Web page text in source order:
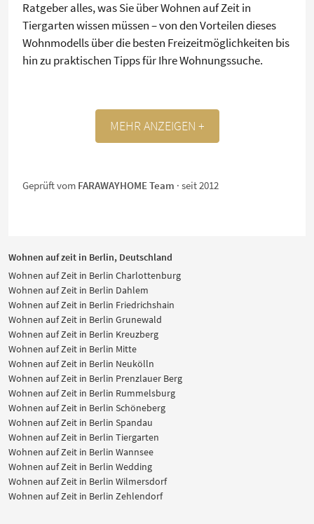
Ratgeber alles, was Sie über Wohnen auf Zeit in
Tiergarten wissen müssen – von den Vorteilen dieses
Wohnmodells über die besten Freizeitmöglichkeiten bis
hin zu praktischen Tipps für Ihre Wohnungssuche.
MEHR ANZEIGEN +
Geprüft vom FARAWAYHOME Team · seit 2012
Wohnen auf zeit in Berlin, Deutschland
Wohnen auf Zeit in Berlin Charlottenburg
Wohnen auf Zeit in Berlin Dahlem
Wohnen auf Zeit in Berlin Friedrichshain
Wohnen auf Zeit in Berlin Grunewald
Wohnen auf Zeit in Berlin Kreuzberg
Wohnen auf Zeit in Berlin Mitte
Wohnen auf Zeit in Berlin Neukölln
Wohnen auf Zeit in Berlin Prenzlauer Berg
Wohnen auf Zeit in Berlin Rummelsburg
Wohnen auf Zeit in Berlin Schöneberg
Wohnen auf Zeit in Berlin Spandau
Wohnen auf Zeit in Berlin Tiergarten
Wohnen auf Zeit in Berlin Wannsee
Wohnen auf Zeit in Berlin Wedding
Wohnen auf Zeit in Berlin Wilmersdorf
Wohnen auf Zeit in Berlin Zehlendorf